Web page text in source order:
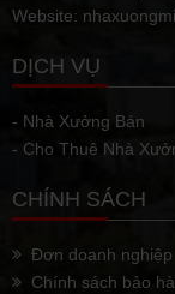
Website:
DỊCH VỤ
- Nhà Xưởng Bán
- Cho Thuê Nhà
CHÍNH SÁCH
Đơn doanh nghiệp
Chính sách bảo